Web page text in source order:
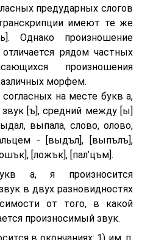
предударных слогов
имеют те же
Однако произношение
рядом частных
произношения
морфем.
на месте букв а,
звук [ъ], средний между [ы]
выпала, слово, олово,
- [выдъл], [выпълъ],
[ложък], [пал’цъм].
а, я произносится
в двух разновидностях
от того, в какой
произносимый звук.
в окончаниях: 1) им. п.